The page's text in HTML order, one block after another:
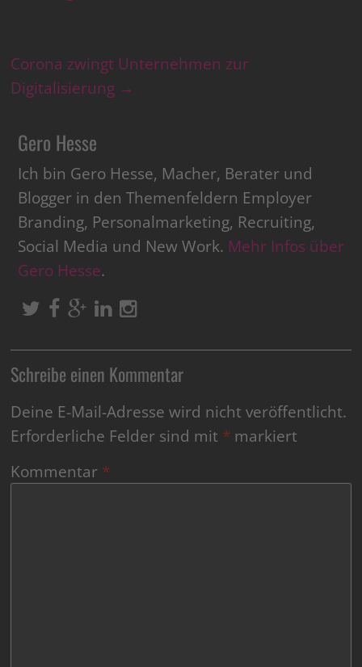
Corona zwingt Unternehmen zur
Digitalisierung →
Gero Hesse
Ich bin Gero Hesse, Macher, Berater und
Blogger in den Themenfeldern Employer
Branding, Personalmarketing, Recruiting,
Social Media und New Work. Mehr Infos über
Gero Hesse.
Schreibe einen Kommentar
Deine E-Mail-Adresse wird nicht veröffentlicht.
Erforderliche Felder sind mit * markiert
Kommentar *